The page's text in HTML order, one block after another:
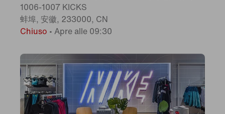
1006-1007 KICKS
蚌埠, 安徽, 233000, CN
Chiuso • Apre alle 09:30